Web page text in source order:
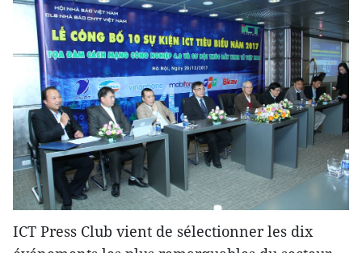
ICT Press Club vient de sélectionner les dix